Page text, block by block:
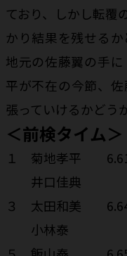
ており、しかし転覆
かり結果を残せる
地元の佐藤翼の手
平が不在の今節、
張っていけるかどう
＜前検タイム＞
１ 菊地孝平
井口佳典
３ 太田和美
小林泰